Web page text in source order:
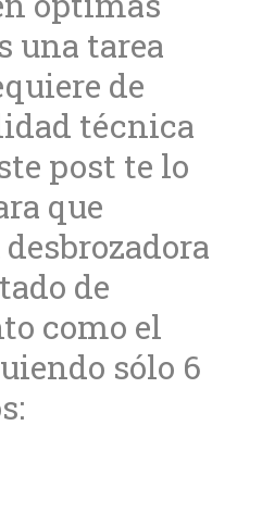
una tarea
de
técnica
post te lo
que
de
como el
sólo 6